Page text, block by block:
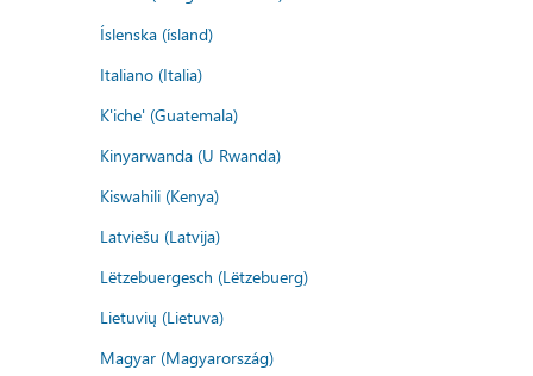
Íslenska (ísland)
Italiano (Italia)
K'iche' (Guatemala)
Kinyarwanda (U Rwanda)
Kiswahili (Kenya)
Latviešu (Latvija)
Lëtzebuergesch (Lëtzebuerg)
Lietuvių (Lietuva)
Magyar (Magyarország)